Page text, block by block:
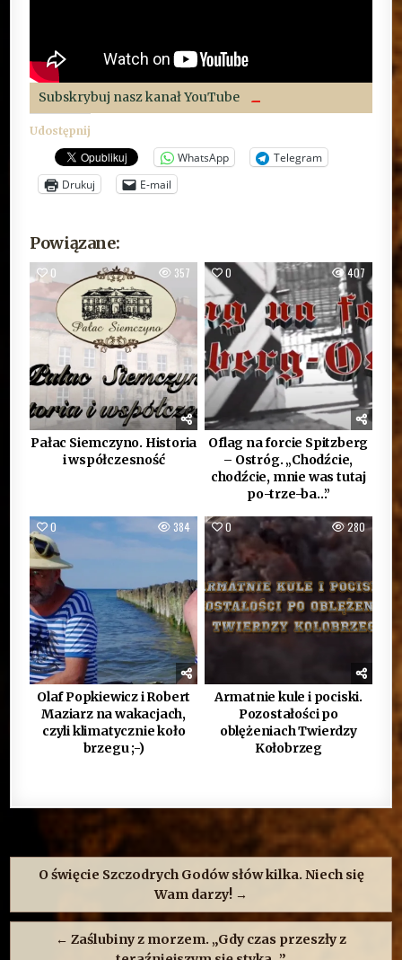
Subskrybuj nasz kanał YouTube
Udostępnij
WhatsApp
Telegram
Drukuj
E-mail
Powiązane:
0 357
Pałac Siemczyno. Historia
i współczesność
0 407
Oflag na forcie Spitzberg
– Ostróg. „Chodźcie,
chodźcie, mnie was tutaj
po-trze-ba…”
0 384
Olaf Popkiewicz i Robert
Maziarz na wakacjach,
czyli klimatycznie koło
brzegu ;-)
0 280
Armatnie kule i pociski.
Pozostałości po
oblężeniach Twierdzy
Kołobrzeg
Nawigacja
wpisu
O święcie Szczodrych Godów słów kilka. Niech się
Wam darzy! →
← Zaślubiny z morzem. „Gdy czas przeszły z